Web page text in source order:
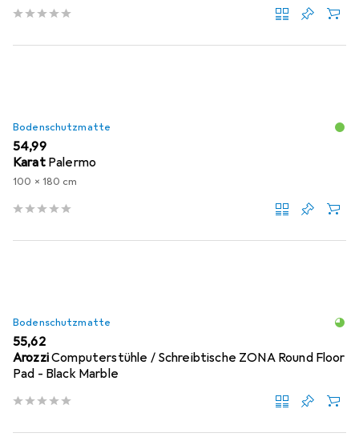
Bodenschutzmatte
EUR
54,99
Karat Palermo
100 x 180 cm
Bodenschutzmatte
EUR
55,62
ArozziComputerstühle / Schreibtische ZONA Round Floor
Pad - Black Marble